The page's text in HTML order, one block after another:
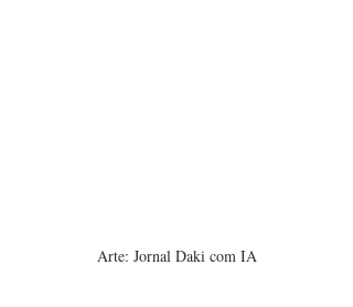
Arte: Jornal Daki com IA